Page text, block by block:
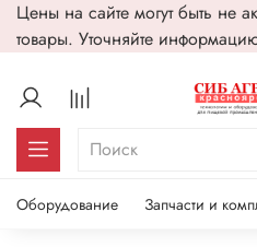
Цены на сайте могут быть не
товары. Уточняйте
Оборудование Запчасти и